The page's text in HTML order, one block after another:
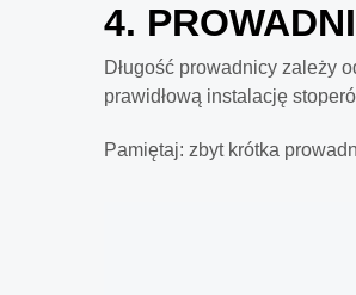
4.
Długość prowadnicy zależy
prawidłową instalację
Pamiętaj: zbyt krótka